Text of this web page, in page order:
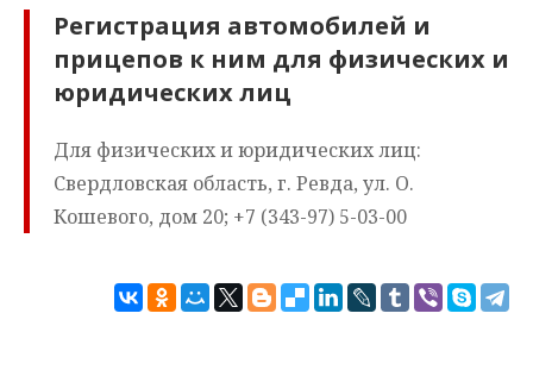
Регистрация автомобилей и
прицепов к ним для физических и
юридических лиц
Для физических и юридических лиц:
Свердловская область, г. Ревда, ул. О.
Кошевого, дом 20; +7 (343-97) 5-03-00